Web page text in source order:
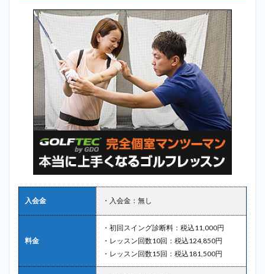
入会金 ・入会金：無し
料金
・初回スイング診断料：税込11,000円
・レッスン回数10回：税込124,850円
・レッスン回数15回：税込181,500円